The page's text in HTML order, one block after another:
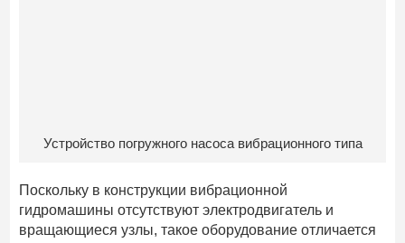
Устройство погружного насоса вибрационного типа
Поскольку в конструкции вибрационной
гидромашины отсутствуют электродвигатель и
вращающиеся узлы, такое оборудование отличается